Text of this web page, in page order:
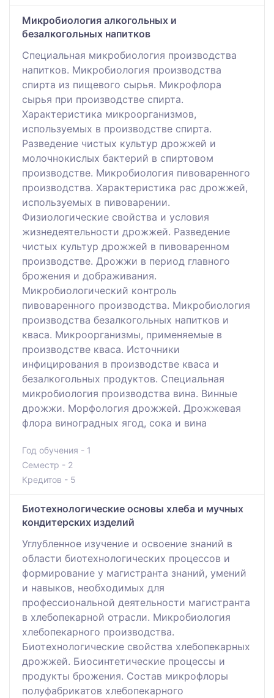
Микробиология алкогольных и
безалкогольных напитков
Специальная микробиология производства
напитков. Микробиология производства
спирта из пищевого сырья. Микрофлора
сырья при производстве спирта.
Характеристика микроорганизмов,
используемых в производстве спирта.
Разведение чистых культур дрожжей и
молочнокислых бактерий в спиртовом
производстве. Микробиология пивоваренного
производства. Характеристика рас дрожжей,
используемых в пивоварении.
Физиологические свойства и условия
жизнедеятельности дрожжей. Разведение
чистых культур дрожжей в пивоваренном
производстве. Дрожжи в период главного
брожения и дображивания.
Микробиологический контроль
пивоваренного производства. Микробиология
производства безалкогольных напитков и
кваса. Микроорганизмы, применяемые в
производстве кваса. Источники
инфицирования в производстве кваса и
безалкогольных продуктов. Специальная
микробиология производства вина. Винные
дрожжи. Морфология дрожжей. Дрожжевая
флора виноградных ягод, сока и вина
Год обучения - 1
Семестр - 2
Кредитов - 5
Биотехнологические основы хлеба и мучных
кондитерских изделий
Углубленное изучение и освоение знаний в
области биотехнологических процессов и
формирование у магистранта знаний, умений
и навыков, необходимых для
профессиональной деятельности магистранта
в хлебопекарной отрасли. Микробиология
хлебопекарного производства.
Биотехнологические свойства хлебопекарных
дрожжей. Биосинтетические процессы и
продукты брожения. Состав микрофлоры
полуфабрикатов хлебопекарного